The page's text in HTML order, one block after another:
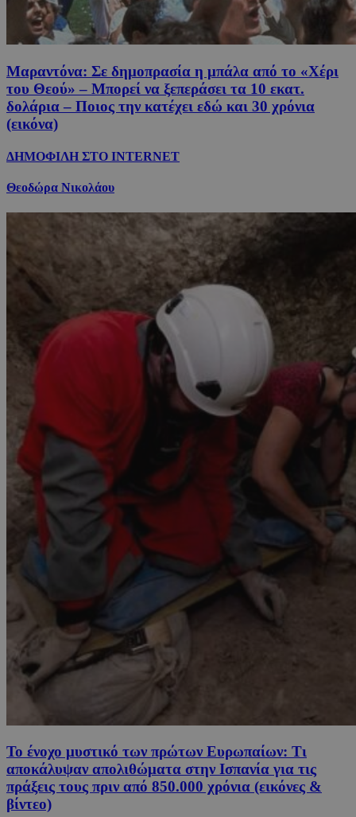
Μαραντόνα: Σε δημοπρασία η μπάλα από το «Χέρι
του Θεού» – Μπορεί να ξεπεράσει τα 10 εκατ.
δολάρια – Ποιος την κατέχει εδώ και 30 χρόνια
(εικόνα)
ΔΗΜΟΦΙΛΗ ΣΤΟ INTERNET
Θεοδώρα Νικολάου
Το ένοχο μυστικό των πρώτων Ευρωπαίων: Τι
αποκάλυψαν απολιθώματα στην Ισπανία για τις
πράξεις τους πριν από 850.000 χρόνια (εικόνες &
βίντεο)